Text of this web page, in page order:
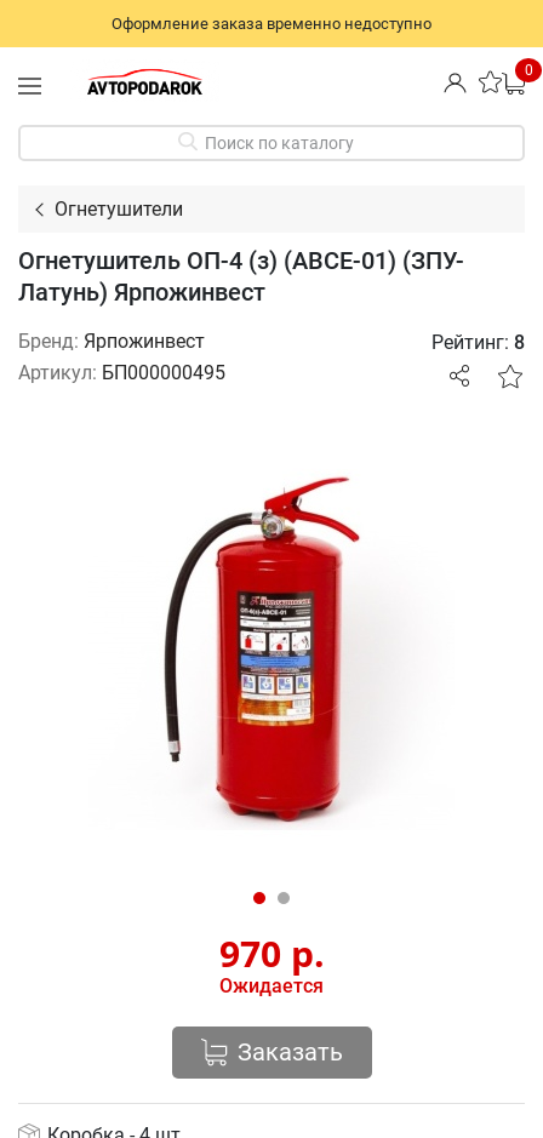
Оформление заказа временно недоступно
0
Поиск по каталогу
Огнетушители
Огнетушитель ОП-4 (з) (ABCE-01) (ЗПУ-
Латунь) Ярпожинвест
Бренд: Ярпожинвест
Артикул: БП000000495
Рейтинг: 8
970 р.
Ожидается
Заказать